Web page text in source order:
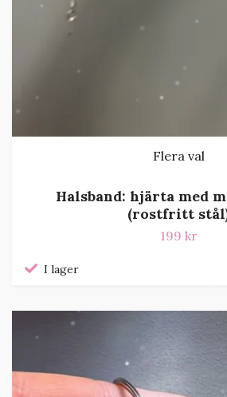
Flera val
Halsband: hjärta med
(rostfritt
199 kr
I lager